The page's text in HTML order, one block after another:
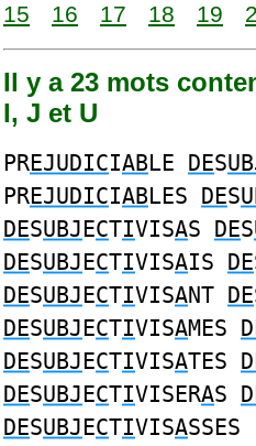
15
16 17 18 19
Il y a 23 mots
I, J et U
PREJUDICIABLE DES
PREJUDICIABLES DES
DESUBJECTIVISAS DES
DESUBJECTIVISAIS DE
DESUBJECTIVISANT DE
DESUBJECTIVISAMES
DESUBJECTIVISATES
DESUBJECTIVISERAS
DESUBJECTIVISASSES